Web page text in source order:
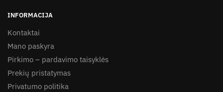
INFORMACIJA
Kontaktai
Mano paskyra
Pirkimo – pardavimo taisyklės
Prekių pristatymas
Privatumo politika